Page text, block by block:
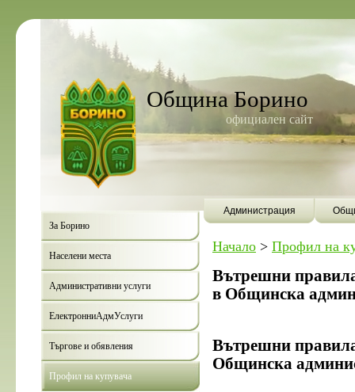
Община Борино
официален сайт
Администрация
За Борино
Населени места
Административни услуги
ЕлектронниАдмУслуги
Търгове и обявления
Профил на купувача
Начало > Профил на
Вътрешни
в Общинска
Вътрешни
Общинска